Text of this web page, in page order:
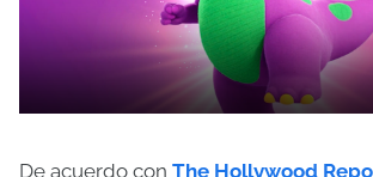
De acuerdo con The Hollywood